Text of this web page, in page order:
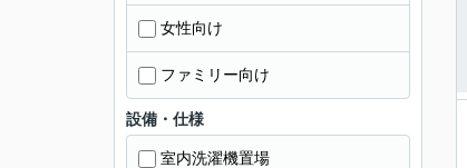
女性向け
ファミリー向け
設備・仕様
室内洗濯機置場